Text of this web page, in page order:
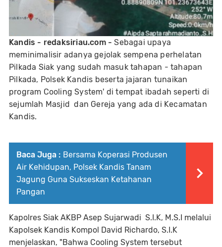
Kandis - redaksiriau.com -Sebagai upaya
meminimalisir adanya gejolak sempena perhelatan
Pilkada Siak yang sudah masuk tahapan - tahapan
Pilkada, Polsek Kandis beserta jajaran tunaikan
program Cooling System' di tempat ibadah seperti di
sejumlah Masjid dan Gereja yang ada di Kecamatan
Kandis.
Baca Juga : Bersama Koperasi Produsen
Air Kehidupan, Polsek Kandis Tanam
Jagung Guna Sukseskan Ketahanan
Pangan
Kapolres Siak AKBP Asep Sujarwadi S.I.K, M.S.I melalui
Kapolsek Kandis Kompol David Richardo, S.I.K
menjelaskan, "Bahwa Cooling System tersebut